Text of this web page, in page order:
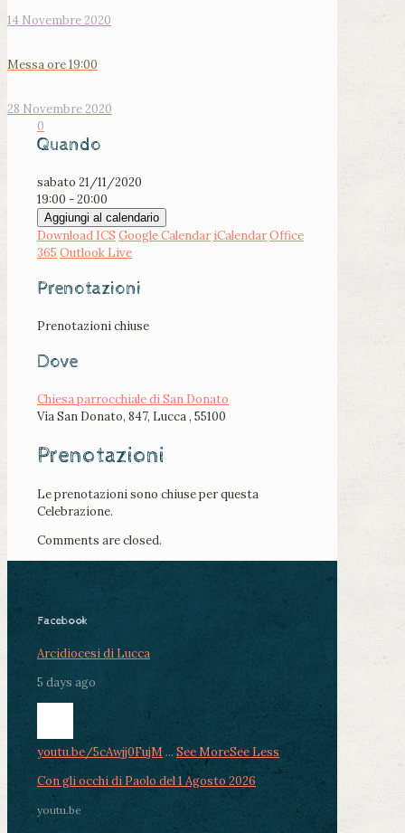
14 Novembre 2020
Messa ore 19:00
28 Novembre 2020
0
Quando
sabato 21/11/2020
19:00 - 20:00
Aggiungi al calendario
Download ICS Google Calendar iCalendarOffice
365 Outlook Live
Prenotazioni
Prenotazioni chiuse
Dove
Chiesa parrocchiale di San Donato
Via San Donato, 847, Lucca , 55100
Prenotazioni
Le prenotazioni sono chiuse per questa
Celebrazione.
Comments are closed.
Facebook
Arcidiocesi di Lucca
5 days ago
youtu.be/5cAwjj0FujM ... See MoreSee Less
Con gli occhi di Paolo del 1 Agosto 2026
youtu.be